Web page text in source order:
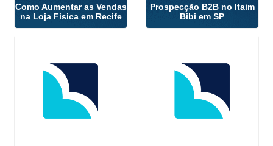
Como Aumentar as Vendas
na Loja Fisica em Recife
Prospecção B2B no Itaim
Bibi em SP